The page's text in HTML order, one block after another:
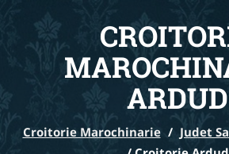
ARDUD
Croitorie Marochinarie / Judet